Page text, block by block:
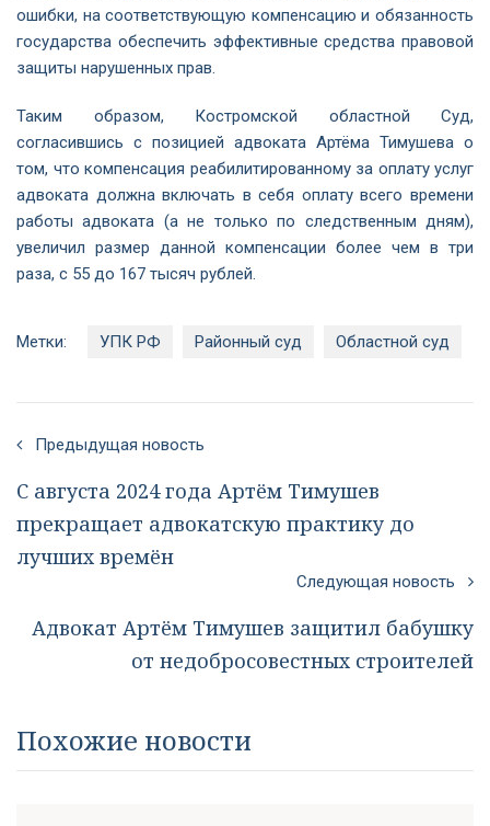
ошибки, на соответствующую компенсацию и обязанность
государства обеспечить эффективные средства правовой
защиты нарушенных прав.
Таким образом, Костромской областной Суд,
согласившись с позицией адвоката Артёма Тимушева о
том, что компенсация реабилитированному за оплату услуг
адвоката должна включать в себя оплату всего времени
работы адвоката (а не только по следственным дням),
увеличил размер данной компенсации более чем в три
раза, с 55 до 167 тысяч рублей.
Метки: УПК РФ Районный суд Областной суд
Предыдущая новость
С августа 2024 года Артём Тимушев
прекращает адвокатскую практику до
лучших времён
Следующая новость
Адвокат Артём Тимушев защитил бабушку
от недобросовестных строителей
Похожие новости